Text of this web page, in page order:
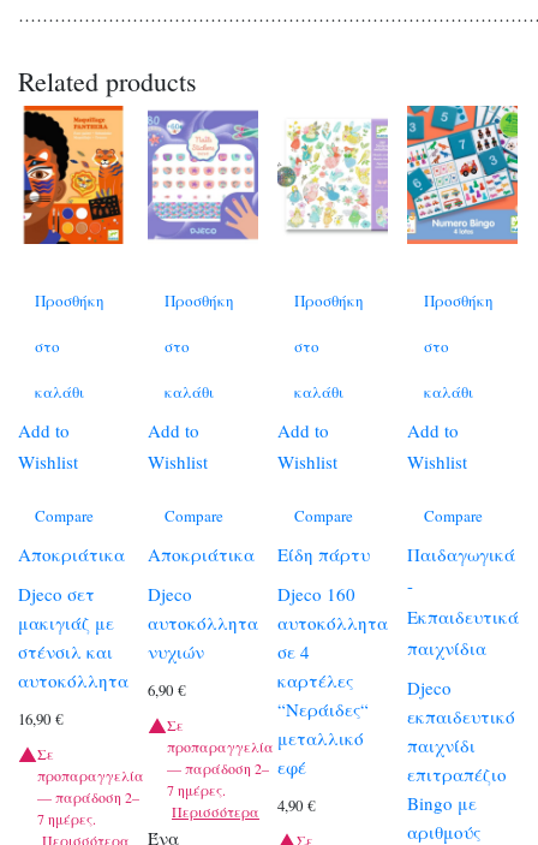
Related products
Προσθήκη
στο
καλάθι
Add to
Wishlist
Compare
Αποκριάτικα
Djeco σετ
μακιγιάζ με
στένσιλ και
αυτοκόλλητα
16,90 €
Σε
προπαραγγελία
— παράδοση 2–
7 ημέρες.
Περισσότερα
Προσθήκη
στο
καλάθι
Add to
Wishlist
Compare
Αποκριάτικα
Djeco
αυτοκόλλητα
νυχιών
6,90€
Σε
προπαραγγελία
— παράδοση 2–
7 ημέρες.
Περισσότερα
Ένα
Προσθήκη
στο
καλάθι
Add to
Wishlist
Compare
Είδη πάρτυ
Djeco 160
αυτοκόλλητα
σε 4
καρτέλες
“Νεράιδες“
μεταλλικό
εφέ
4,90€
Σε
Προσθήκη
στο
καλάθι
Add to
Wishlist
Compare
Παιδαγωγικά
-
Εκπαιδευτικά
παιχνίδια
Djeco
εκπαιδευτικό
παιχνίδι
επιτραπέζιο
Bingo με
αριθμούς